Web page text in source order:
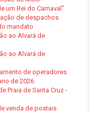
um Rei do Carnaval"
de despachos
mandato
ao Alvará de
ao Alvará de
de operadores
de 2026
Praia de Santa Cruz -
venda de postais